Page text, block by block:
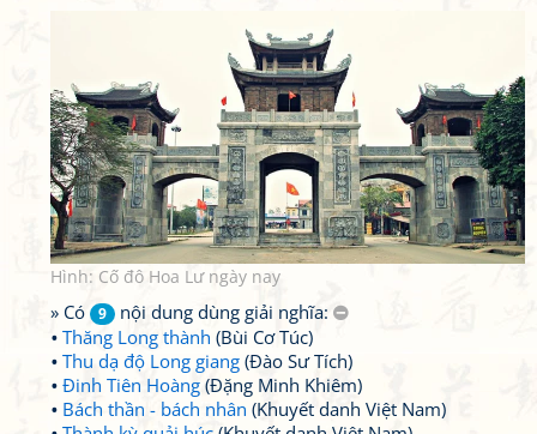
Hình: Cố đô Hoa Lư ngày nay
» Có 9
nội dung dùng giải nghĩa:
Thăng Long thành (Bùi Cơ Túc)
Thu dạ độ Long giang (Đào Sư Tích)
Đinh Tiên Hoàng (Đặng Minh Khiêm)
Bách thần - bách nhân (Khuyết danh Việt Nam)